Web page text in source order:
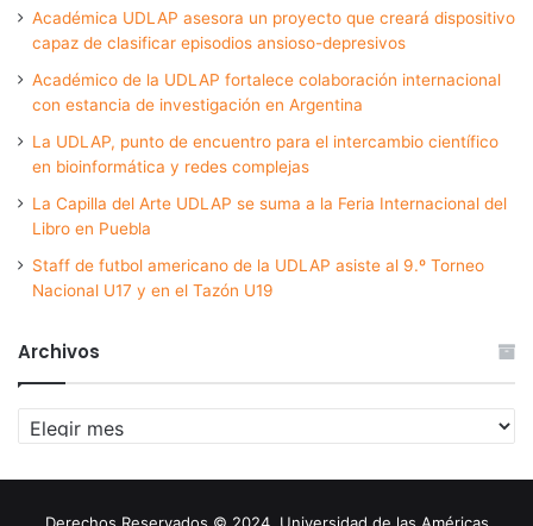
Académica UDLAP asesora un proyecto que creará dispositivo
capaz de clasificar episodios ansioso-depresivos
Académico de la UDLAP fortalece colaboración internacional
con estancia de investigación en Argentina
La UDLAP, punto de encuentro para el intercambio científico
en bioinformática y redes complejas
La Capilla del Arte UDLAP se suma a la Feria Internacional del
Libro en Puebla
Staff de futbol americano de la UDLAP asiste al 9.º Torneo
Nacional U17 y en el Tazón U19
Archivos
Archivos